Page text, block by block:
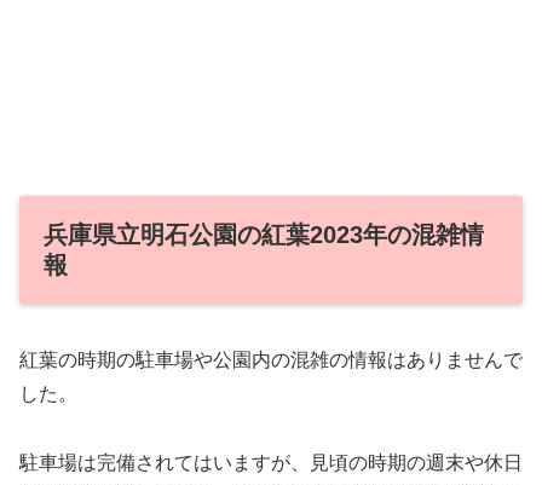
兵庫県立明石公園の紅葉2023年の混雑情
報
紅葉の時期の駐車場や公園内の混雑の情報はありませんで
した。
駐車場は完備されてはいますが、見頃の時期の週末や休日